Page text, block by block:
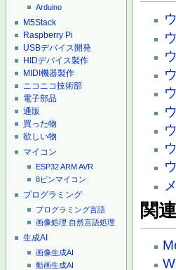
Arduino
M5Stack
Raspberry Pi
USBデバイス開発
HIDデバイス製作
MIDI機器製作
ニコニコ技術部
電子部品
通販
買った物
欲しい物
マイコン
ESP32ARMAVR
8ピンマイコン
プログラミング
プログラミング言語
画像処理 自然言語処理
生成AI
画像生成AI
動画生成AI
関連